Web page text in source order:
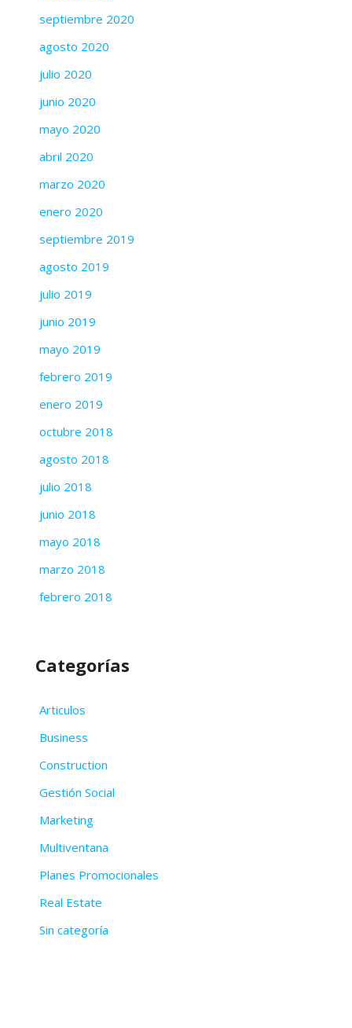
septiembre 2020
agosto 2020
julio 2020
junio 2020
mayo 2020
abril 2020
marzo 2020
enero 2020
septiembre 2019
agosto 2019
julio 2019
junio 2019
mayo 2019
febrero 2019
enero 2019
octubre 2018
agosto 2018
julio 2018
junio 2018
mayo 2018
marzo 2018
febrero 2018
Categorías
Articulos
Business
Construction
Gestión Social
Marketing
Multiventana
Planes Promocionales
Real Estate
Sin categoría